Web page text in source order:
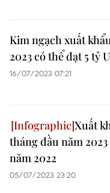
Kim ngạch xuất
2023 có thể đạt 5 tỷ
16/07/2023 07:21
Xuất
tháng đầu năm
năm 2022
05/07/2023 23:20